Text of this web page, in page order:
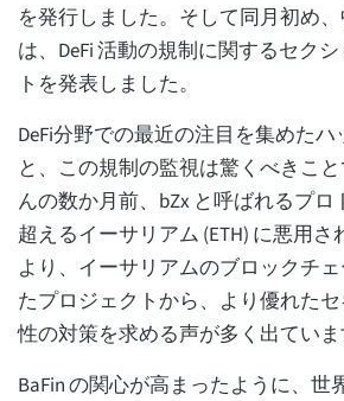
を発行しました。そして同月初め
は、DeFi 活動の規制に関するセク
トを発表しました。
DeFi分野での最近の注目を集めた
と、この規制の監視は驚くべきこ
んの数か月前、bZx と呼ばれるプロ
超えるイーサリアム (ETH) に悪用
より、イーサリアムのブロックチ
たプロジェクトから、より優れた
性の対策を求める声が多く出ていま
BaFin の関心が高まったように、世